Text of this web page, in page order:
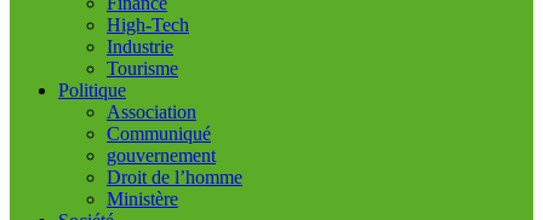
High-Tech
Industrie
Tourisme
Politique
Association
Communiqué
gouvernement
Droit de l’homme
Ministère